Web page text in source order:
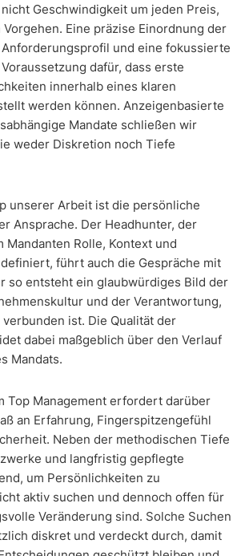
Geschwindigkeit um jeden Preis,
Eine präzise Einordnung der
und eine fokussierte
dafür, dass erste
innerhalb eines klaren
werden können. Anzeigenbasierte
Mandate schließen wir
weder Diskretion noch Tiefe
unserer Arbeit ist die persönliche
Ansprache. Der Headhunter, der
Mandanten Rolle, Kontext und
führt auch die Gespräche mit
so entsteht ein glaubwürdiges Bild der
und der Verantwortung,
ist. Die Qualität der
dabei maßgeblich über den Verlauf
Mandats.
Top Management erfordert darüber
an Erfahrung, Fingerspitzengefühl
Neben der methodischen Tiefe
und langfristig gepflegte
um Persönlichkeiten zu
aktiv suchen und dennoch offen für
Veränderung sind. Solche Suchen
diskret und verdeckt durch, damit